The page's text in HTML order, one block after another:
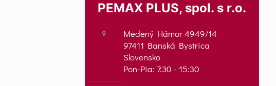
PEMAX PLUS, spol. s r.o.
Medený Hámor 4949/14
97411 Banská Bystrica
Slovensko
Pon-Pia: 7:30 - 15:30